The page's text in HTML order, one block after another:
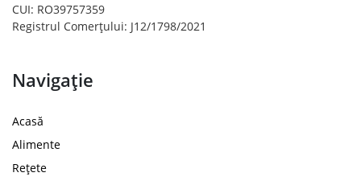
CUI: RO39757359
Registrul Comerțului: J12/1798/2021
Navigație
Acasă
Alimente
Rețete